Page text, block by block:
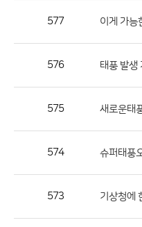
공
577 이게 가능
576 태풍 발생
575 새로운태
574 슈퍼태풍
573 기상청에